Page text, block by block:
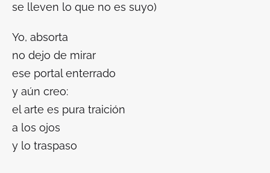
se lleven lo que no es suyo)
Yo, absorta
no dejo de mirar
ese portal enterrado
y aún creo:
el arte es pura traición
a los ojos
y lo traspaso